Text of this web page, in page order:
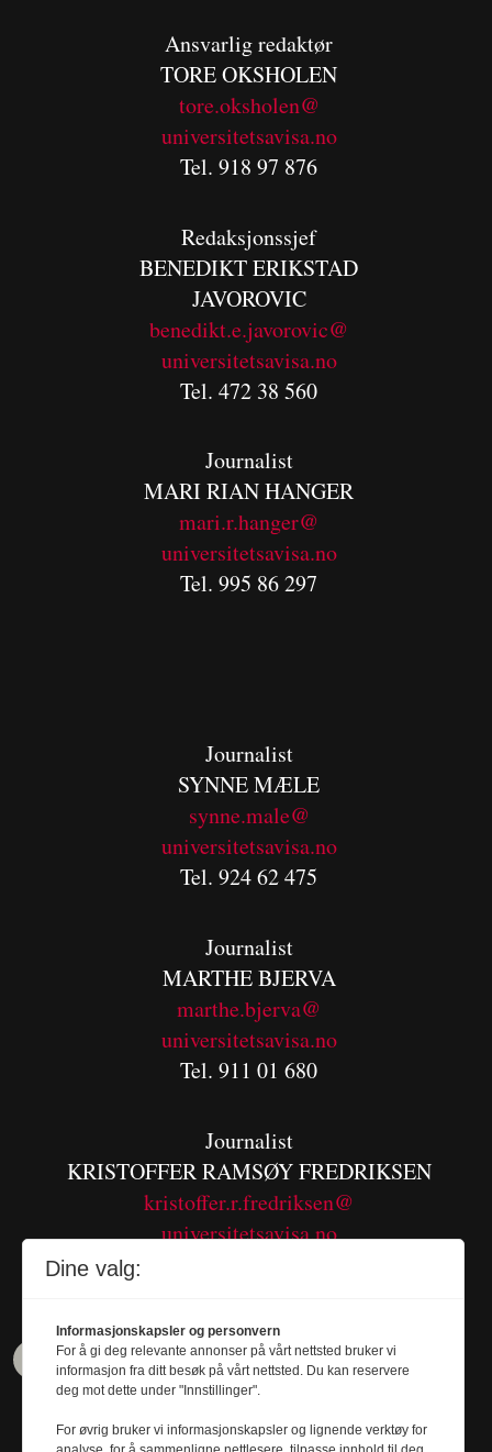
Ansvarlig redaktør
TORE OKSHOLEN
tore.oksholen@
universitetsavisa.no
Tel. 918 97 876
Redaksjonssjef
BENEDIKTERIKSTAD
JAVOROVIC
benedikt.e.javorovic@
universitetsavisa.no
Tel. 472 38 560
Journalist
MARI RIAN HANGER
mari.r.hanger@
universitetsavisa.no
Tel. 995 86 297
Journalist
SYNNE MÆLE
synne.male@
universitetsavisa.no
Tel. 924 62 475
Journalist
MARTHE BJERVA
marthe.bjerva@
universitetsavisa.no
Tel. 911 01 680
Journalist
KRISTOFFER RAMSØY FREDRIKSEN
kristoffer.r.fredriksen@
universitetsavisa.no
Dine valg:
Informasjonskapsler og personvern
For å gi deg relevante annonser på vårt nettsted bruker vi
informasjon fra ditt besøk på vårt nettsted. Du kan reservere
deg mot dette under "Innstillinger".
For øvrig bruker vi informasjonskapsler og lignende verktøy for